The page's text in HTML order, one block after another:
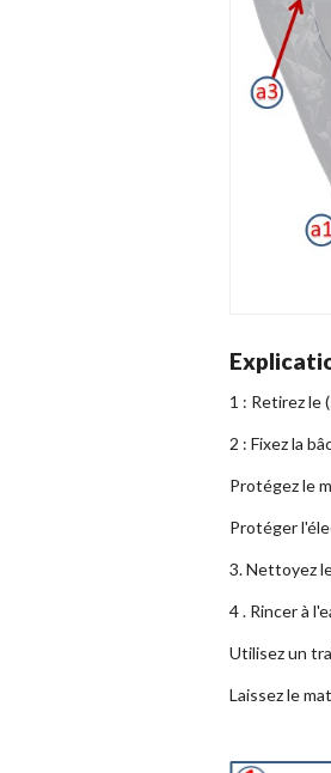
1 : Retirez le
2 : Fixez la
Protégez le
Protéger
3. Nettoyez
4 . Rincer à
Utilisez un
Laissez le